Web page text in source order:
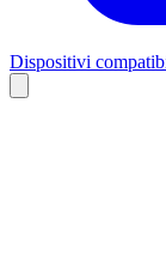
Dispositivi